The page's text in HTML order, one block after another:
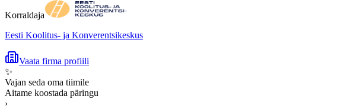
Korraldaja
Eesti Koolitus- ja Konverentsikeskus
Vaata firma profiili
✨
Vajan seda oma tiimile
Aitame koostada päringu
›